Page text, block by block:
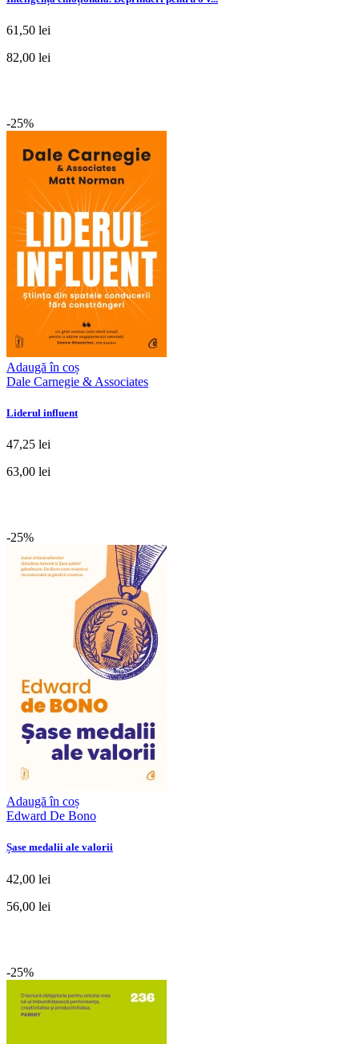
61,50 lei
82,00 lei
-25%
Adaugă în coș
Dale Carnegie & Associates
Liderul influent
47,25 lei
63,00 lei
-25%
Adaugă în coș
Edward De Bono
Șase medalii ale valorii
42,00 lei
56,00 lei
-25%